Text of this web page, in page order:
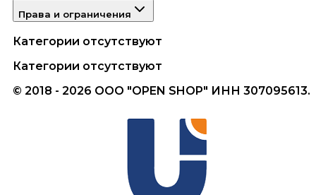
Права и ограничения
Категории отсутствуют
Категории отсутствуют
© 2018 - 2026 ООО "OPEN SHOP" ИНН 307095613.